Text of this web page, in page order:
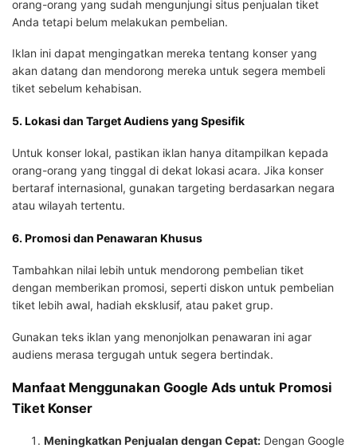
orang-orang yang sudah mengunjungi situs penjualan tiket
Anda tetapi belum melakukan pembelian.
Iklan ini dapat mengingatkan mereka tentang konser yang
akan datang dan mendorong mereka untuk segera membeli
tiket sebelum kehabisan.
5. Lokasi dan Target Audiens yang Spesifik
Untuk konser lokal, pastikan iklan hanya ditampilkan kepada
orang-orang yang tinggal di dekat lokasi acara. Jika konser
bertaraf internasional, gunakan targeting berdasarkan negara
atau wilayah tertentu.
6. Promosi dan Penawaran Khusus
Tambahkan nilai lebih untuk mendorong pembelian tiket
dengan memberikan promosi, seperti diskon untuk pembelian
tiket lebih awal, hadiah eksklusif, atau paket grup.
Gunakan teks iklan yang menonjolkan penawaran ini agar
audiens merasa tergugah untuk segera bertindak.
Manfaat Menggunakan Google Ads untuk Promosi
Tiket Konser
Meningkatkan Penjualan dengan Cepat: Dengan Google